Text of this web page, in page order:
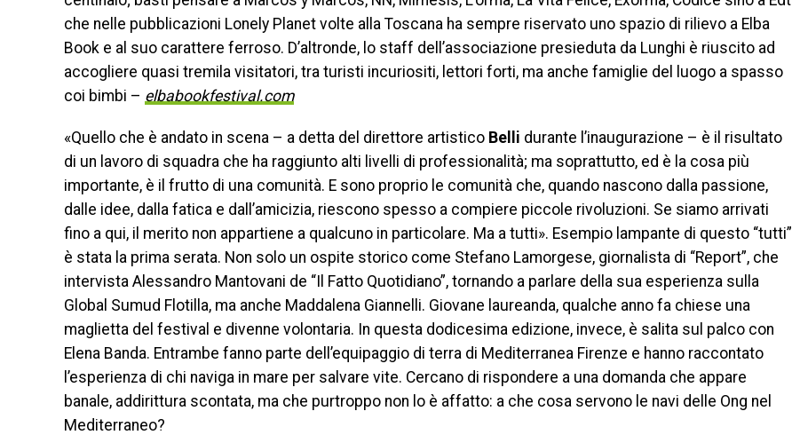
che nelle pubblicazioni Lonely Planet volte alla Toscana ha sempre riservato uno spazio di rilievo a Elba
Book e al suo carattere ferroso. D’altronde, lo staff dell’associazione presieduta da Lunghi è riuscito ad
accogliere quasi tremila visitatori, tra turisti incuriositi, lettori forti, ma anche famiglie del luogo a spasso
coi bimbi – elbabookfestival.com
«Quello che è andato in scena – a detta del direttore artistico Belli durante l’inaugurazione – è il risultato
di un lavoro di squadra che ha raggiunto alti livelli di professionalità; ma soprattutto, ed è la cosa più
importante, è il frutto di una comunità. E sono proprio le comunità che, quando nascono dalla passione,
dalle idee, dalla fatica e dall’amicizia, riescono spesso a compiere piccole rivoluzioni. Se siamo arrivati
fino a qui, il merito non appartiene a qualcuno in particolare. Ma a tutti». Esempio lampante di questo “tutti”
è stata la prima serata. Non solo un ospite storico come Stefano Lamorgese, giornalista di “Report”, che
intervista Alessandro Mantovani de “Il Fatto Quotidiano”, tornando a parlare della sua esperienza sulla
Global Sumud Flotilla, ma anche Maddalena Giannelli. Giovane laureanda, qualche anno fa chiese una
maglietta del festival e divenne volontaria. In questa dodicesima edizione, invece, è salita sul palco con
Elena Banda. Entrambe fanno parte dell’equipaggio di terra di Mediterranea Firenze e hanno raccontato
l’esperienza di chi naviga in mare per salvare vite. Cercano di rispondere a una domanda che appare
banale, addirittura scontata, ma che purtroppo non lo è affatto: a che cosa servono le navi delle Ong nel
Mediterraneo?